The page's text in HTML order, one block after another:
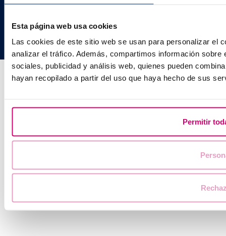
Esta página web usa cookies
Las cookies de este sitio web se usan para personalizar el
analizar el tráfico. Además, compartimos información
sociales, publicidad y análisis web, quienes pueden
hayan recopilado a partir del uso que haya hecho de sus
Permitir
Política de privacitat